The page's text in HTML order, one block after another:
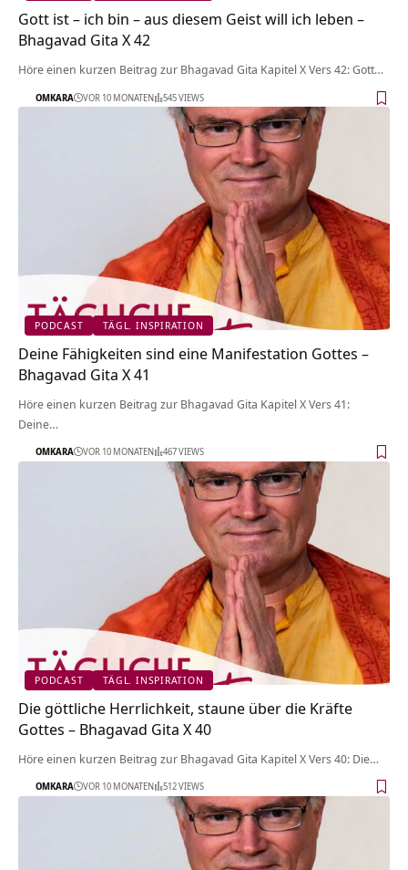
Gott ist – ich bin – aus diesem Geist will ich leben –
Bhagavad Gita X 42
Höre einen kurzen Beitrag zur Bhagavad Gita Kapitel X Vers 42: Gott…
OMKARA VOR 10 MONATEN 545 VIEWS
PODCAST TÄGL. INSPIRATION
Deine Fähigkeiten sind eine Manifestation Gottes –
Bhagavad Gita X 41
Höre einen kurzen Beitrag zur Bhagavad Gita Kapitel X Vers 41:
Deine…
OMKARA VOR 10 MONATEN 467 VIEWS
PODCAST TÄGL. INSPIRATION
Die göttliche Herrlichkeit, staune über die Kräfte
Gottes – Bhagavad Gita X 40
Höre einen kurzen Beitrag zur Bhagavad Gita Kapitel X Vers 40: Die…
OMKARA VOR 10 MONATEN 512 VIEWS